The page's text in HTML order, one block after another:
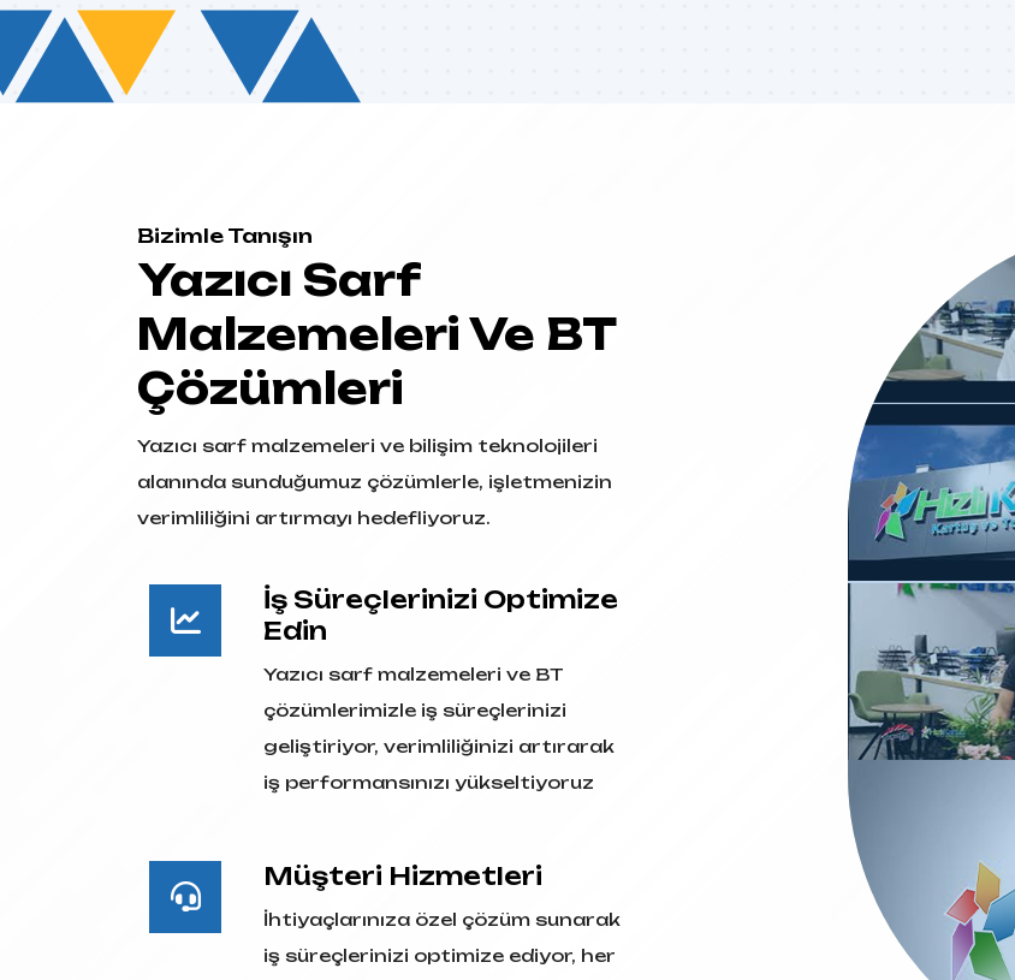
Bizimle Tanışın
Yazıcı Sarf
Malzemeleri Ve BT
Çözümleri
Yazıcı sarf malzemeleri ve bilişim teknolojileri
alanında sunduğumuz çözümlerle, işletmenizin
verimliliğini artırmayı hedefliyoruz.
İş Süreçlerinizi Optimize
Edin
Yazıcı sarf malzemeleri ve BT
çözümlerimizle iş süreçlerinizi
geliştiriyor, verimliliğinizi artırarak
iş performansınızı yükseltiyoruz
Müşteri Hizmetleri
İhtiyaçlarınıza özel çözüm sunarak
iş süreçlerinizi optimize ediyor, her